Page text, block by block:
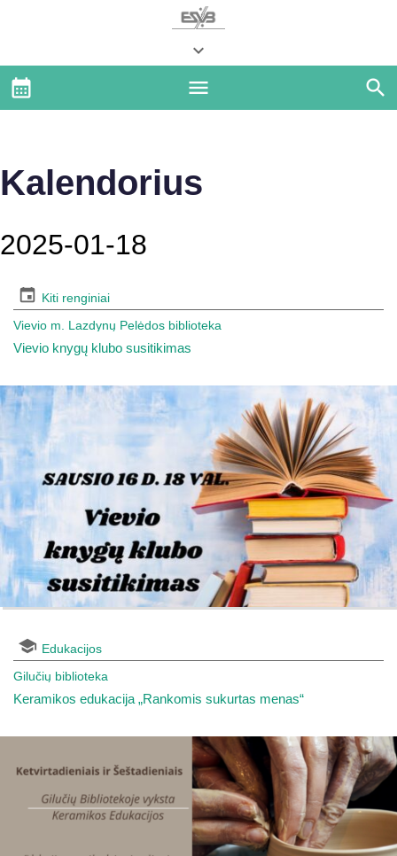
Kalendorius
2025-01-18
Kiti renginiai
Vievio m. Lazdynų Pelėdos biblioteka
Vievio knygų klubo susitikimas
Edukacijos
Gilučių biblioteka
Keramikos edukacija „Rankomis sukurtas menas“